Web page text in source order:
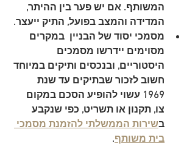
המשותף. אם יש פער בין ההיתר,
המדידה והמצב בפועל, התיק ייעצר.
מסמכי יסוד של הבניין
  במקרים
מסוימים יידרשו מסמכים
היסטוריים, ובנכסים ותיקים במיוחד
חשוב לזכור שבתיקים עד שנת
1969 עשוי להופיע הסכם במקום
צו, תקנון או תשריט, כפי שנקבע
בשירות הממשלתי להזמנת מסמכי
בית משותף.